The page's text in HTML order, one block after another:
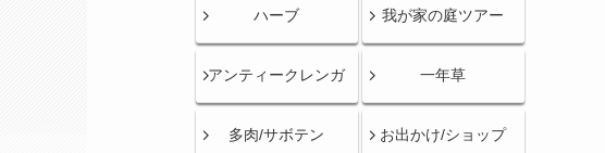
ハーブ 我が家の庭ツアー
アンティークレンガ 一年草
多肉/サボテン お出かけ/ショップ